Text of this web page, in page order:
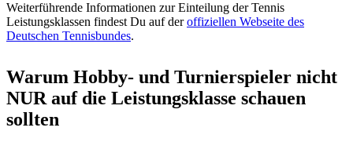
Weiterführende Informationen zur Einteilung der Tennis
Leistungsklassen findest Du auf deroffiziellen Webseite des
Deutschen Tennisbundes.
Warum Hobby- und Turnierspieler nicht
NUR auf die Leistungsklasse schauen
sollten